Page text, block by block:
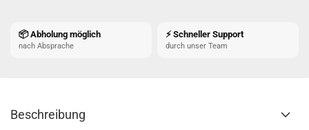
📦 Abholung möglich
nach Absprache
⚡ Schneller Support
durch unser Team
Beschreibung